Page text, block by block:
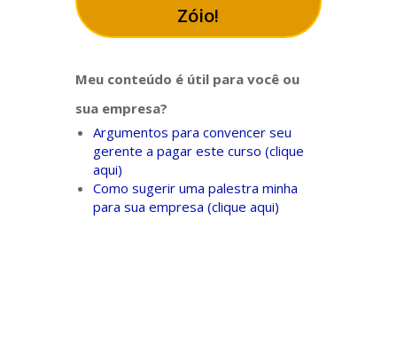
Zóio!
Meu conteúdo é útil para você ou
sua empresa?
Argumentos para convencer seu
gerente a pagar este curso (clique
aqui)
Como sugerir uma palestra minha
para sua empresa (clique aqui)